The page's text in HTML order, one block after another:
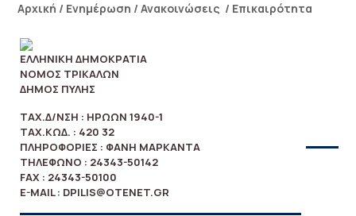
Αρχική / Ενημέρωση /Ανακοινώσεις / Επικαιρότητα
ΕΛΛΗΝΙΚΗ ΔΗΜΟΚΡΑΤΙΑ
ΝΟΜΟΣ ΤΡΙΚΑΛΩΝ
ΔΗΜΟΣ ΠΥΛΗΣ
ΤΑΧ.Δ/ΝΣΗ : ΗΡΏΩΝ 1940-1
ΤΑΧ.ΚΏΔ. : 420 32
ΠΛΗΡΟΦΟΡΊΕΣ : ΦΑΝΉ ΜΑΡΚΑΝΤΆ
ΤΗΛΈΦΩΝΟ : 24343-50142
FAX : 24343-50100
E-MAIL : DPILIS@OTENET.GR